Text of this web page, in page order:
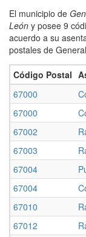
El municipio de
León y posee 9
acuerdo a su
postales de
Código Postal
67000
67000
67002
67003
67004
67004
67010
67012